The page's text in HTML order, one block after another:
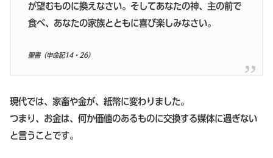
が望むものに換えなさい。そしてあなたの神、主の前で
食べ、あなたの家族とともに喜び楽しみなさい。
聖書（申命記14・26）
現代では、家畜や金が、紙幣に変わりました。
つまり、お金は、何か価値のあるものに交換する媒体に過ぎない
と言うことです。